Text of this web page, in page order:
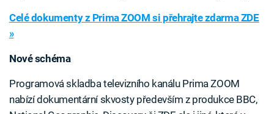
Celé dokumenty z Prima ZOOM si přehrajte zdarma ZDE
»
Nové schéma
Programová skladba televizního kanálu Prima ZOOM
nabízí dokumentární skvosty především z produkce BBC,